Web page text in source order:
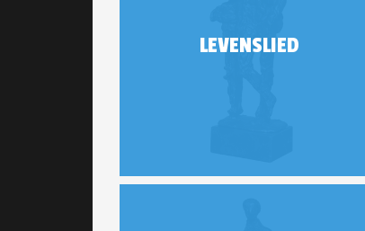
LEVENSLIED